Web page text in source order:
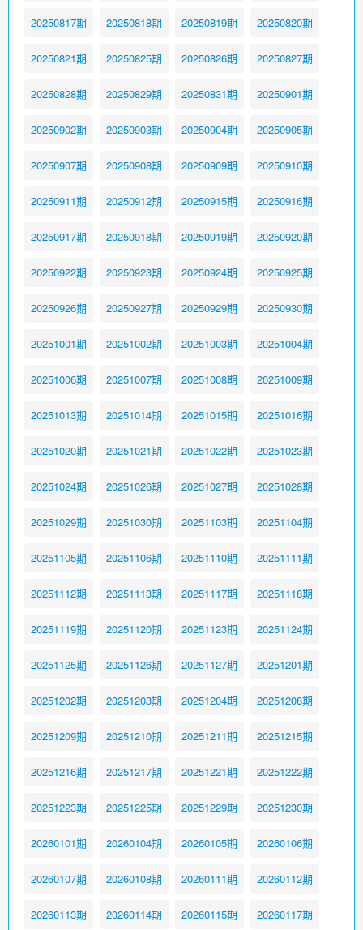
20250817期 20250818期 20250819期 20250820期
20250821期 20250825期 20250826期 20250827期
20250828期 20250829期 20250831期 20250901期
20250902期 20250903期 20250904期 20250905期
20250907期 20250908期 20250909期 20250910期
20250911期 20250912期 20250915期 20250916期
20250917期 20250918期 20250919期 20250920期
20250922期 20250923期 20250924期 20250925期
20250926期 20250927期 20250929期 20250930期
20251001期 20251002期 20251003期 20251004期
20251006期 20251007期 20251008期 20251009期
20251013期 20251014期 20251015期 20251016期
20251020期 20251021期 20251022期 20251023期
20251024期 20251026期 20251027期 20251028期
20251029期 20251030期 20251103期 20251104期
20251105期 20251106期 20251110期 20251111期
20251112期 20251113期 20251117期 20251118期
20251119期 20251120期 20251123期 20251124期
20251125期 20251126期 20251127期 20251201期
20251202期 20251203期 20251204期 20251208期
20251209期 20251210期 20251211期 20251215期
20251216期 20251217期 20251221期 20251222期
20251223期 20251225期 20251229期 20251230期
20260101期 20260104期 20260105期 20260106期
20260107期 20260108期 20260111期 20260112期
20260113期 20260114期 20260115期 20260117期